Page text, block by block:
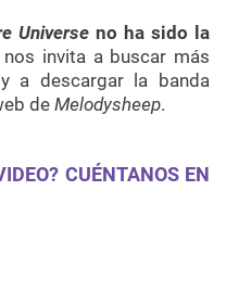
Universe no ha sido la
invita a buscar más
a descargar la banda
de Melodysheep.
CUÉNTANOS EN